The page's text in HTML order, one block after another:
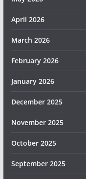
April 2026
March 2026
February 2026
January 2026
December 2025
November 2025
October 2025
September 2025